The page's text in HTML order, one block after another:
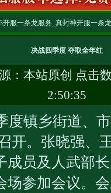
服一条龙服务_真封神开服一条
决战四季度 夺取全年红
：本站原创 点击
2:50:35
镇乡街道、市
开。张晓强、
成员及人武部
场参加会议。